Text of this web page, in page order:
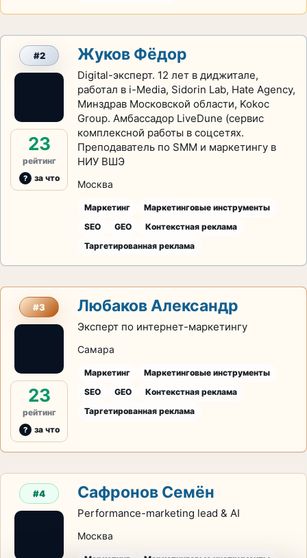
#2
23
рейтинг
за что
Жуков Фёдор
Digital-эксперт. 12 лет в диджитале,
работал в i-Media, Sidorin Lab, Hate Agency,
Минздрав Московской области, Kokoc
Group. Амбассадор LiveDune (сервис
комплексной работы в соцсетях.
Преподаватель по SMM и маркетингу в
НИУ ВШЭ
Москва
Маркетинг
Маркетинговые инструменты
SEO
GEO
Контекстная реклама
Таргетированная реклама
#3
23
рейтинг
за что
Любаков Александр
Эксперт по интернет-маркетингу
Самара
Маркетинг
Маркетинговые инструменты
SEO
GEO
Контекстная реклама
Таргетированная реклама
#4 Сафронов Семён
Performance-marketing lead & AI
Москва